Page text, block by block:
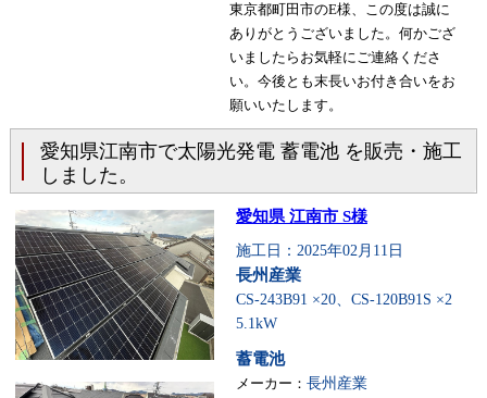
東京都町田市のE様、この度は誠に
ありがとうございました。何かござ
いましたらお気軽にご連絡くださ
い。今後とも末長いお付き合いをお
願いいたします。
愛知県江南市で太陽光発電 蓄電池 を販売・施工
しました。
愛知県 江南市 S様
施工日：2025年02月11日
長州産業
CS-243B91 ×20、CS-120B91S ×2
5.1kW
蓄電池
メーカー： 長州産業